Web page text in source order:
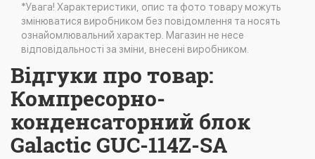
*Увага! Характеристики, опис та фото товару можуть
змінюватися виробником без повідомлення та носять
ознайомлювальний характер. Магазин не несе
відповідальності за зміни, внесені виробником.
Відгуки про товар:
Компресорно-
конденсаторний блок
Galactic GUC-114Z-SA